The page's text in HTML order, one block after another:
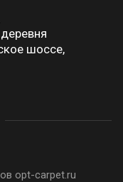
шоссе,
opt-carpet.ru